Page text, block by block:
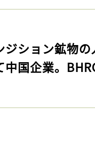
ジション鉱物
中国企業。